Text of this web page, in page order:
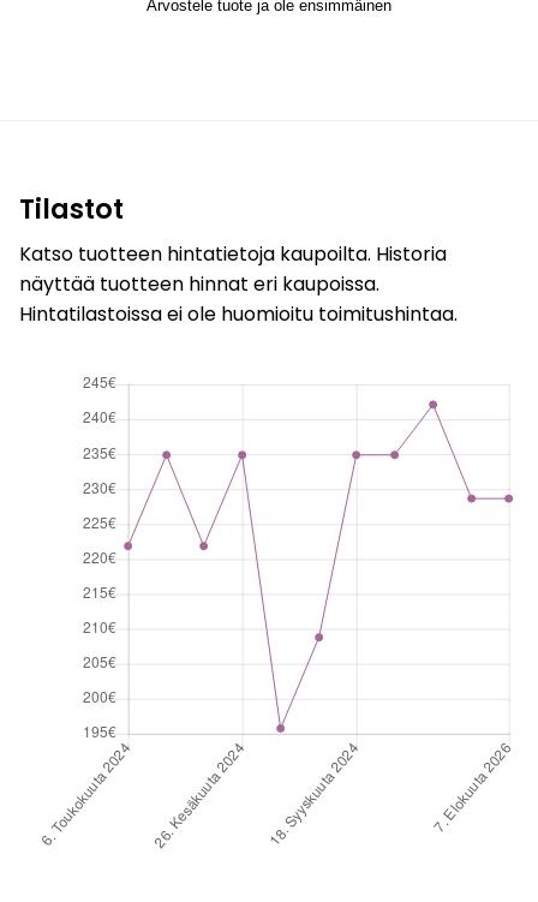
Arvostele tuote ja ole ensimmäinen
Tilastot
Katso tuotteen hintatietoja kaupoilta. Historia
näyttää tuotteen hinnat eri kaupoissa.
Hintatilastoissa ei ole huomioitu toimitushintaa.